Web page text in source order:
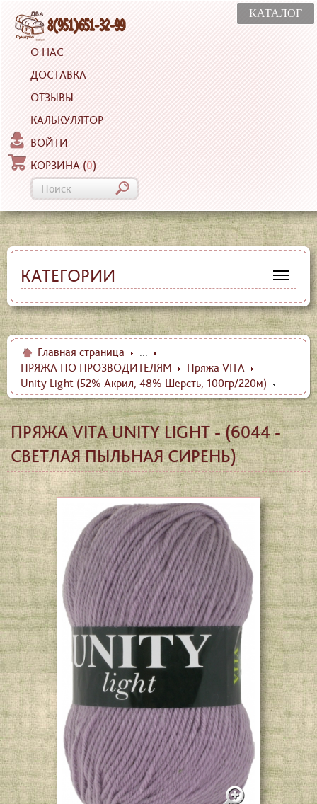
КАТАЛОГ
О НАС
ДОСТАВКА
ОТЗЫВЫ
КАЛЬКУЛЯТОР
ВОЙТИ
КОРЗИНА (0)
КАТЕГОРИИ
Главная страница
...
ПРЯЖА ПО ПРОЗВОДИТЕЛЯМ
Пряжа VITA
Unity Light (52% Акрил, 48% Шерсть, 100гр/220м)
ПРЯЖА VITA UNITY LIGHT - (6044 -
СВЕТЛАЯ ПЫЛЬНАЯ СИРЕНЬ)